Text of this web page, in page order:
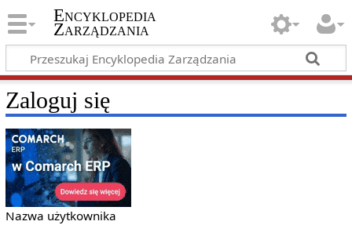
Encyklopedia
Zarządzania
Zaloguj się
Nazwa użytkownika